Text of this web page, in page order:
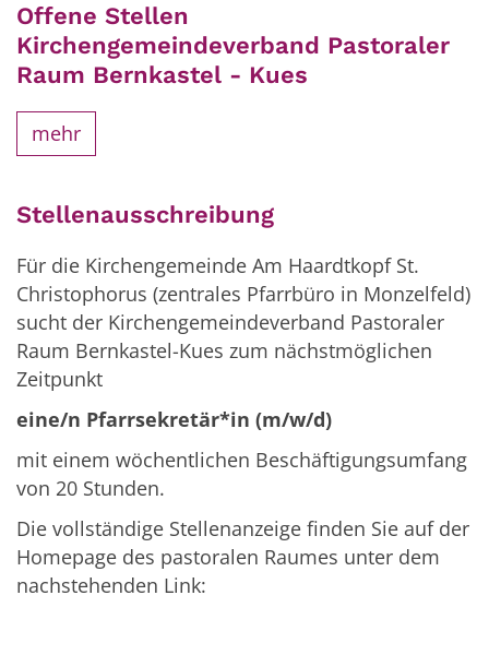
Offene Stellen
Kirchengemeindeverband Pastoraler
Raum Bernkastel - Kues
mehr
Stellenausschreibung
Für die Kirchengemeinde Am Haardtkopf St.
Christophorus (zentrales Pfarrbüro in Monzelfeld)
sucht der Kirchengemeindeverband Pastoraler
Raum Bernkastel-Kues zum nächstmöglichen
Zeitpunkt
eine/n Pfarrsekretär*in (m/w/d)
mit einem wöchentlichen Beschäftigungsumfang
von 20 Stunden.
Die vollständige Stellenanzeige finden Sie auf der
Homepage des pastoralen Raumes unter dem
nachstehenden Link: